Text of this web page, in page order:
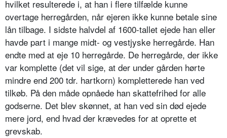
hvilket resulterede i, at han i flere tilfælde kunne
overtage herregården, når ejeren ikke kunne betale sine
lån tilbage. I sidste halvdel af 1600-tallet ejede han eller
havde part i mange midt- og vestjyske herregårde. Han
endte med at eje 10 herregårde. De herregårde, der ikke
var komplette (det vil sige, at der under gården hørte
mindre end 200 tdr. hartkorn) kompletterede han ved
tilkøb. På den måde opnåede han skattefrihed for alle
godserne. Det blev skønnet, at han ved sin død ejede
mere jord, end hvad der krævedes for at oprette et
grevskab.